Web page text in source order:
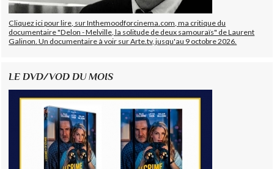
Cliquez ici pour lire, sur Inthemoodforcinema.com, ma critique du
documentaire "Delon - Melville, la solitude de deux samouraïs" de Laurent
Galinon. Un documentaire à voir sur Arte.tv, jusqu'au 9 octobre 2026.
LE DVD/VOD DU MOIS